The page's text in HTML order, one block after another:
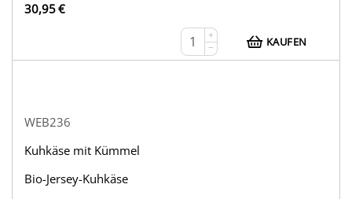
30,95€
+
−
KAUFEN
WEB236
Kuhkäse mit Kümmel
Bio-Jersey-Kuhkäse